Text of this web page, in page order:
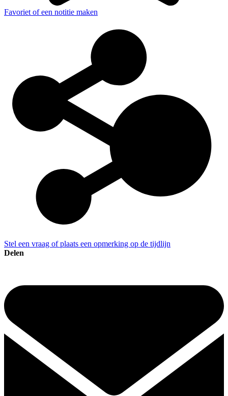
Favoriet of een notitie maken
Stel een vraag of plaats een opmerking op de tijdlijn
Delen